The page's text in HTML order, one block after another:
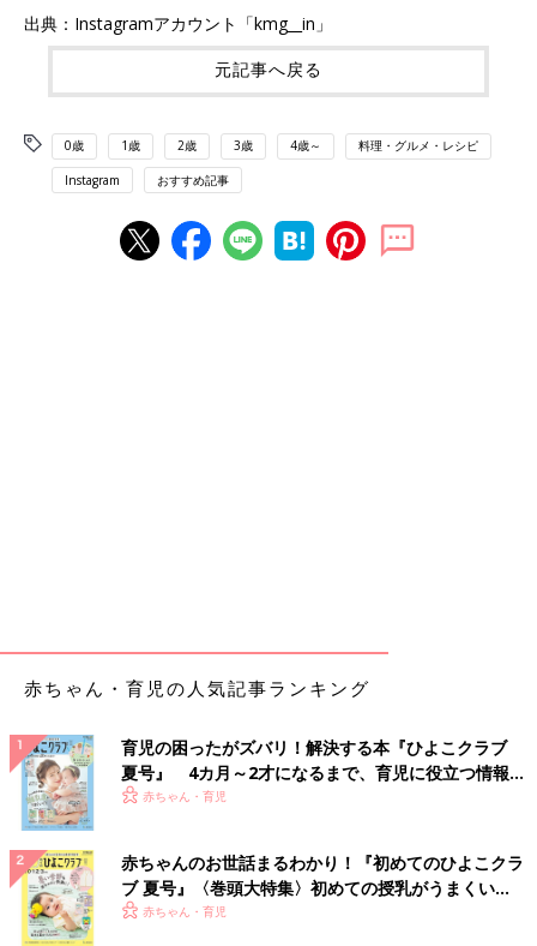
出典：Instagramアカウント「kmg__in」
元記事へ戻る
0歳 1歳 2歳 3歳 4歳～ 料理・グルメ・レシピ
Instagram おすすめ記事
赤ちゃん・育児の人気記事ランキング
育児の困ったがズバリ！解決する本『ひよこクラブ
夏号』 4カ月～2才になるまで、育児に役立つ情報が
いっぱい！
赤ちゃん・育児
赤ちゃんのお世話まるわかり！『初めてのひよこクラ
ブ 夏号』〈巻頭大特集〉初めての授乳がうまくい
く！ おっぱい・ミルクの基本と夏のトラブル 解決テ
赤ちゃん・育児